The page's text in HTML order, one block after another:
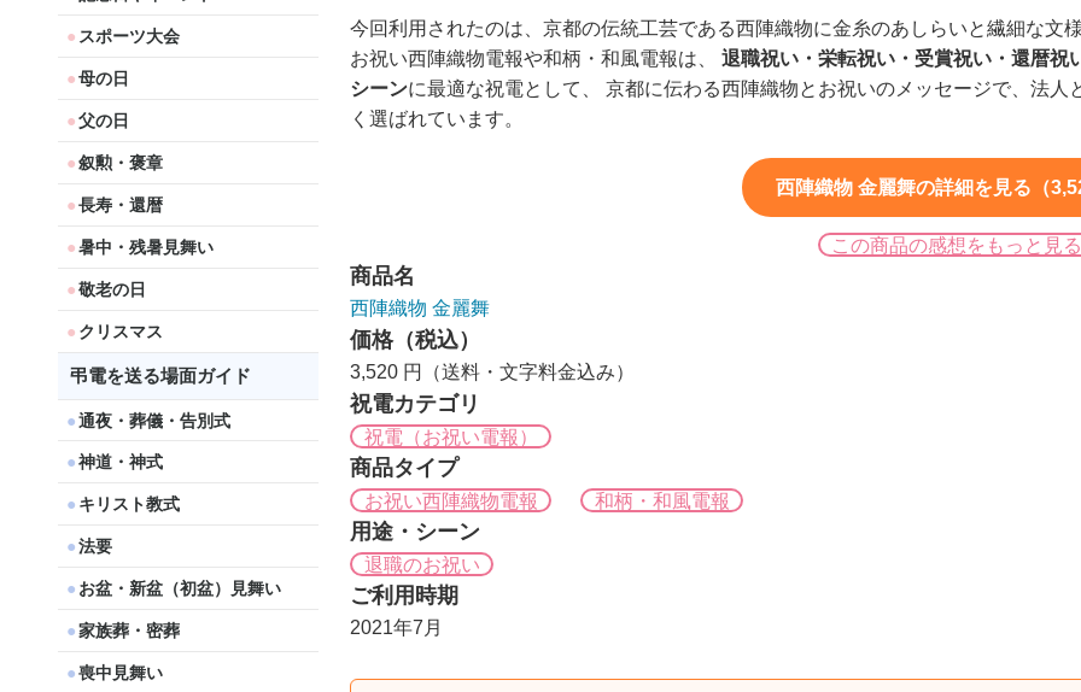
スポーツ大会
母の日
父の日
叙勲・褒章
長寿・還暦
暑中・残暑見舞い
敬老の日
クリスマス
弔電を送る場面ガイド
通夜・葬儀・告別式
神道・神式
キリスト教式
法要
お盆・新盆（初盆）見舞い
家族葬・密葬
喪中見舞い
今回利用されたのは、京都の伝統工芸である西陣織物に金糸のあしらいと繊細な文
お祝い西陣織物電報や和柄・和風電報は、 退職祝い・栄転祝い・受賞祝い・還暦祝
シーンに最適な祝電として、 京都に伝わる西陣織物とお祝いのメッセージで、法
く選ばれています。
西陣織物 金麗舞の詳細を見る（
この商品の感想をもっと見る
商品名
西陣織物 金麗舞
価格（税込）
3,520 円（送料・文字料金込み）
祝電カテゴリ
祝電（お祝い電報）
商品タイプ
お祝い西陣織物電報 和柄・和風電報
用途・シーン
退職のお祝い
ご利用時期
2021年7月